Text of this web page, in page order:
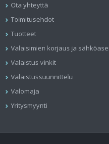
Ota yhteyttä
Toimitusehdot
Tuotteet
Valaisimien korjaus ja
Valaistus vinkit
Valaistussuunnittelu
Valomaja
Yritysmyynti